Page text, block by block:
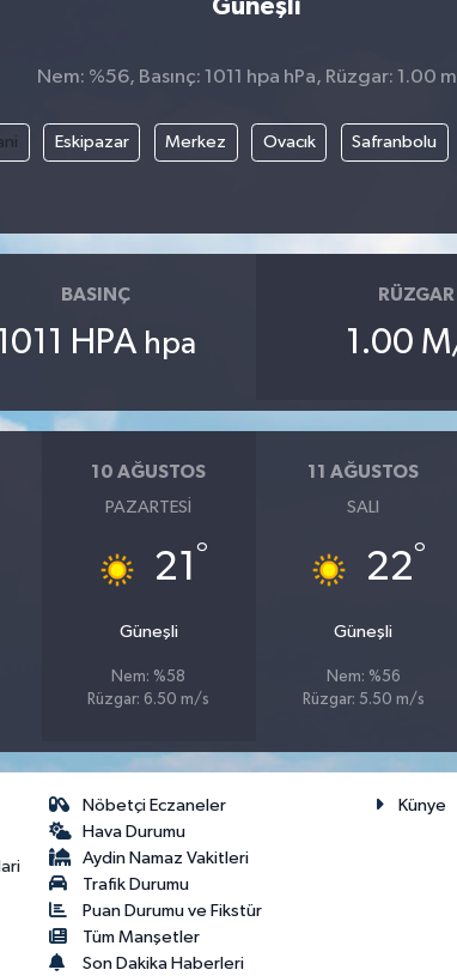
Güneşli
Nem: %56, Basınç: 1011 hpa hPa, Rüzgar: 1.00
Eskipazar Merkez Ovacık Safranbolu
BASINÇ
HPA hpa
RÜZGAR
1.00
10 AĞUSTOS
PAZARTESI
21 °
Güneşli
Nem: %58
Rüzgar: 6.50 m/s
11 AĞUSTOS
SALI
22°
Güneşli
Nem: %56
Rüzgar: 5.50 m/s
Nöbetçi Eczaneler
Hava Durumu
Aydin Namaz Vakitleri
Trafik Durumu
Puan Durumu ve Fikstür
Tüm Manşetler
Son Dakika Haberleri
Künye